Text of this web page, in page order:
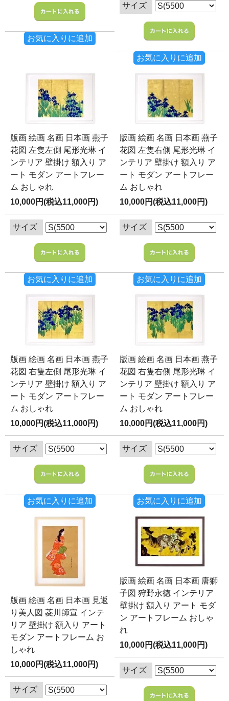
お気に入りに追加
サイズ
お気に入りに追加
版画 絵画 名画 日本画 燕子
花図 左隻左側 尾形光琳 イ
ンテリア 壁掛け 額入り ア
ート モダン アートフレー
ム おしゃれ
10,000円(税込11,000円)
サイズ
お気に入りに追加
版画 絵画 名画 日本画 燕子
花図 左隻右側 尾形光琳 イ
ンテリア 壁掛け 額入り ア
ート モダン アートフレー
ム おしゃれ
10,000円(税込11,000円)
サイズ
お気に入りに追加
版画 絵画 名画 日本画 燕子
花図 右隻左側 尾形光琳 イ
ンテリア 壁掛け 額入り ア
ート モダン アートフレー
ム おしゃれ
10,000円(税込11,000円)
サイズ
お気に入りに追加
版画 絵画 名画 日本画 燕子
花図 右隻右側 尾形光琳 イ
ンテリア 壁掛け 額入り ア
ート モダン アートフレー
ム おしゃれ
10,000円(税込11,000円)
サイズ
お気に入りに追加
版画 絵画 名画 日本画 見返
り美人図 菱川師宣 インテ
リア 壁掛け 額入り アート
モダン アートフレーム お
しゃれ
10,000円(税込11,000円)
サイズ
版画 絵画 名画 日本画 唐獅
子図 狩野永徳 インテリア
壁掛け 額入り アート モダ
ン アートフレーム おしゃ
れ
10,000円(税込11,000円)
サイズ